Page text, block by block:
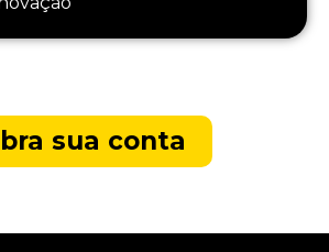
sua conta